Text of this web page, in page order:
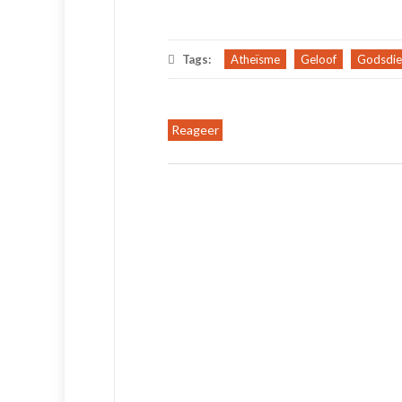
Tags: Atheïsme Geloof
Reageer